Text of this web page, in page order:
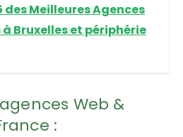
des Meilleures Agences
à Bruxelles et périphérie
Web &
: